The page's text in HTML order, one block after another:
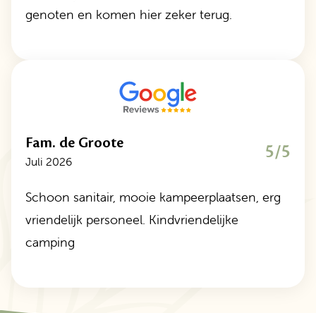
genoten en komen hier zeker terug.
Fam. de Groote
Juli 2026 5/5
Schoon sanitair, mooie kampeerplaatsen, erg
vriendelijk personeel. Kindvriendelijke
camping